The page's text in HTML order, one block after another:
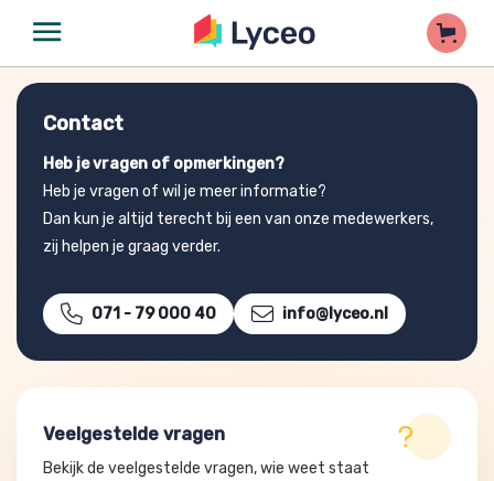
Contact
Heb je vragen of opmerkingen?
Heb je vragen of wil je meer informatie?
Dan kun je altijd terecht bij een van onze medewerkers,
zij helpen je graag verder.
071 - 79 000 40 info@lyceo.nl
Veelgestelde vragen
Bekijk de veelgestelde vragen, wie weet staat